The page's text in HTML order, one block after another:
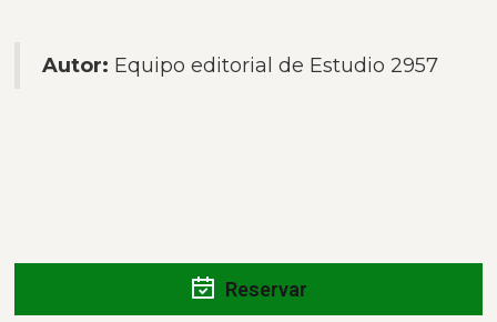
Autor: Equipo editorial de Estudio 2957
Reservar